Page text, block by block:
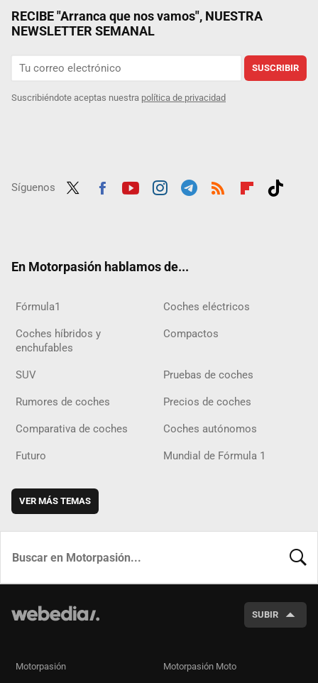
RECIBE "Arranca que nos vamos", NUESTRA
NEWSLETTER SEMANAL
SUSCRIBIR
Suscribiéndote aceptas nuestra política de privacidad
Síguenos
En Motorpasión hablamos de...
Fórmula1 Coches eléctricos
Coches híbridos y
enchufables
Compactos
SUV Pruebas de coches
Rumores de coches Precios de coches
Comparativa de coches Coches autónomos
Futuro Mundial de Fórmula 1
VER MÁS TEMAS
SUBIR
Motorpasión Motorpasión Moto